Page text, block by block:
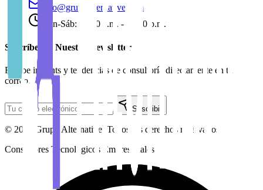
info@grupoalternative.com
Lun-Sáb: 08:00 a.m. - 05:00 p.m.
Suscríbete a Nuestro Newsletter
Recibe insights y tendencias de consultoría directamente en tu
correo.
Suscribir
© 2026 Grupo Alternative. Todos los derechos reservados.
Consultores Tecnológicos Empresariales